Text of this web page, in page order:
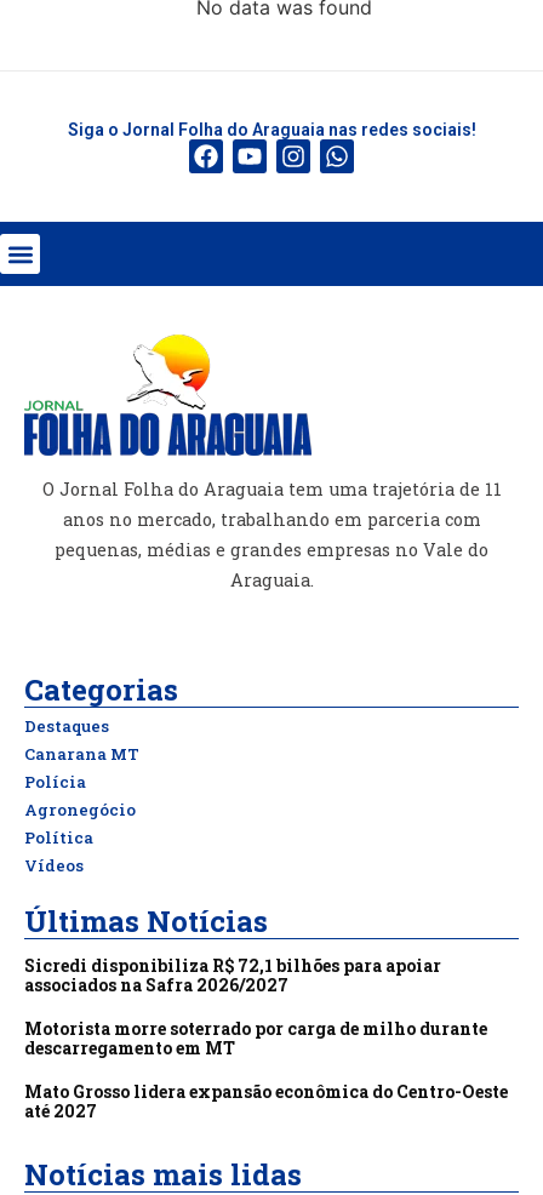
No data was found
Siga o Jornal Folha do Araguaia nas redes sociais!
O Jornal Folha do Araguaia tem uma trajetória de 11
anos no mercado, trabalhando em parceria com
pequenas, médias e grandes empresas no Vale do
Araguaia.
Categorias
Destaques
Canarana MT
Polícia
Agronegócio
Política
Vídeos
Últimas Notícias
Sicredi disponibiliza R$ 72,1 bilhões para apoiar
associados na Safra 2026/2027
Motorista morre soterrado por carga de milho durante
descarregamento em MT
Mato Grosso lidera expansão econômica do Centro-Oeste
até 2027
Notícias mais lidas